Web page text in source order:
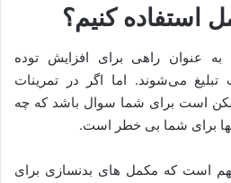
استفاده کنیم؟
عنوان راهی برای افزایش توده
می‌شوند. اما اگر در تمرینات
است برای شما سوال باشد که چه
برای شما بی خطر است.
مهم است که مکمل های بدنسازی برای